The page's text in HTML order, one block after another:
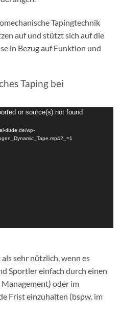
Tapingtechnik
auf und stützt sich auf die
in Bezug auf Funktion und
Taping bei
or source(s) not found
dude.de/wp-
sehr nützlich, wenn es
Sportler einfach durch einen
oder im
Frist einzuhalten (bspw. im